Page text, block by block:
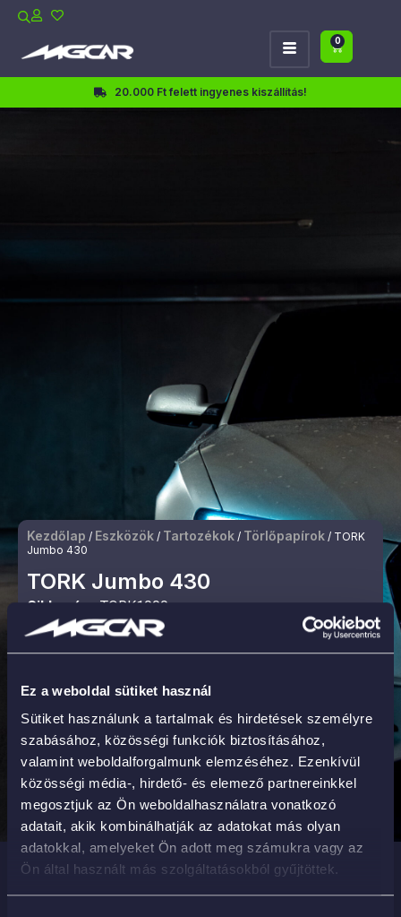
Ez a weboldal sütiket használ
Sütiket használunk a tartalmak és hirdetések személyre
szabásához, közösségi funkciók biztosításához,
valamint weboldalforgalmunk elemzéséhez. Ezenkívül
közösségi média-, hirdető- és elemező partnereinkkel
megosztjuk az Ön weboldalhasználatra vonatkozó
adatait, akik kombinálhatják az adatokat más olyan
adatokkal, amelyeket Ön adott meg számukra vagy az
Ön által használt más szolgáltatásokból gyűjtöttek.
0
20.000 Ft felett ingyenes kiszállítás!
Kezdőlap / Eszközök / Tartozékok / Törlőpapírok / TORK
Jumbo 430
TORK Jumbo 430
Cikkszám: TORK1000
22 225Ft
KOSÁRBA
Gyors és megbízható kiszállítás országszerte
Biztonságos bankkártyás fizetés